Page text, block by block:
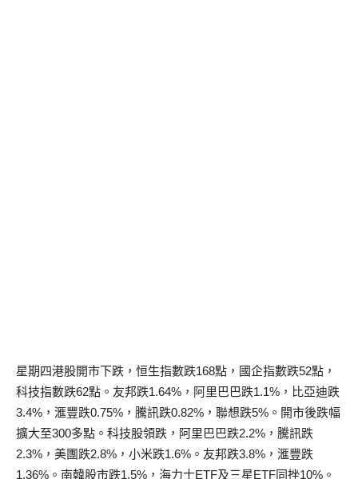
星期四港股開市下跌，恒生指數跌168點，國企指數跌52點，
科技指數跌62點。友邦跌1.64%，阿里巴巴跌1.1%，比亞迪跌
3.4%，滙豐跌0.75%，騰訊跌0.82%，聯想跌5%。開市後跌幅
擴大至300多點。科技股領跌，阿里巴巴跌2.2%，騰訊跌
2.3%，美團跌2.8%，小米跌1.6%。友邦跌3.8%，滙豐跌
1.36%。南韓股市跌1.5%，海力士ETF及三星ETF同挫10%。